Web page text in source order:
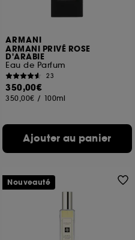
ARMANI
ARMANI PRIVÉ ROSE
D'ARABIE
Eau de Parfum
23
350,00€
350,00€ / 100ml
Ajouter au panier
Nouveauté